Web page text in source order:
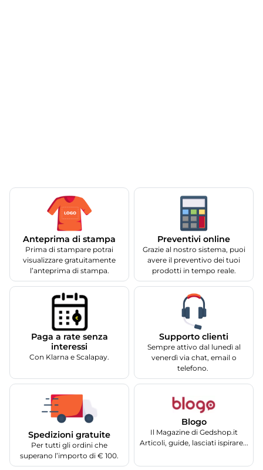
Anteprima di stampa
Prima di stampare potrai
visualizzare gratuitamente
l’anteprima di stampa.
Preventivi online
Grazie al nostro sistema, puoi
avere il preventivo dei tuoi
prodotti in tempo reale.
Paga a rate senza
interessi
Con Klarna e Scalapay.
Supporto clienti
Sempre attivo dal lunedì al
venerdì via chat, email o
telefono.
Spedizioni gratuite
Per tutti gli ordini che
superano l’importo di € 100.
Blogo
Il Magazine di Gedshop.it
Articoli, guide, lasciati ispirare...